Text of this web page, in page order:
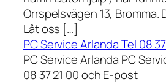
Orrspelsvägen 13, Bromma.
Låt oss […]
PC Service Arlanda Tel 08
PC Service Arlanda PC
08 37 21 00 och E-post